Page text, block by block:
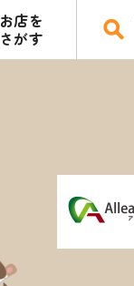
お店を
さがす